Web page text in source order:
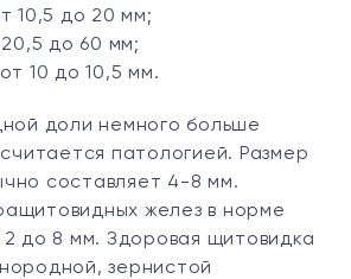
10,5 до 20 мм;
до 60 мм;
10 до 10,5 мм.
доли немного больше
патологией. Размер
составляет 4-8 мм.
желез в норме
до 8 мм. Здоровая щитовидка
зернистой